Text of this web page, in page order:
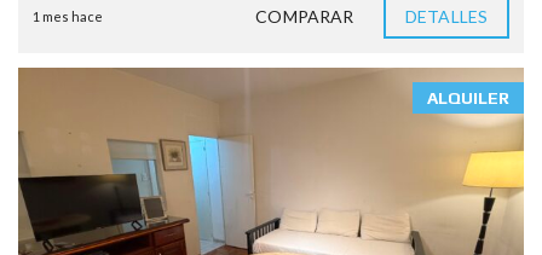
1 mes hace COMPARAR DETALLES
ALQUILER